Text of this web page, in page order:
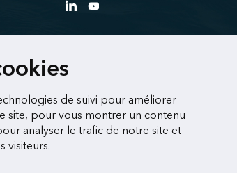
de suivi pour améliorer
site, pour vous montrer un contenu
analyser le trafic de notre site et
visiteurs.